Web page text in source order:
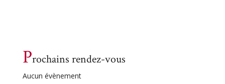
Prochains rendez-vous
Aucun évènement